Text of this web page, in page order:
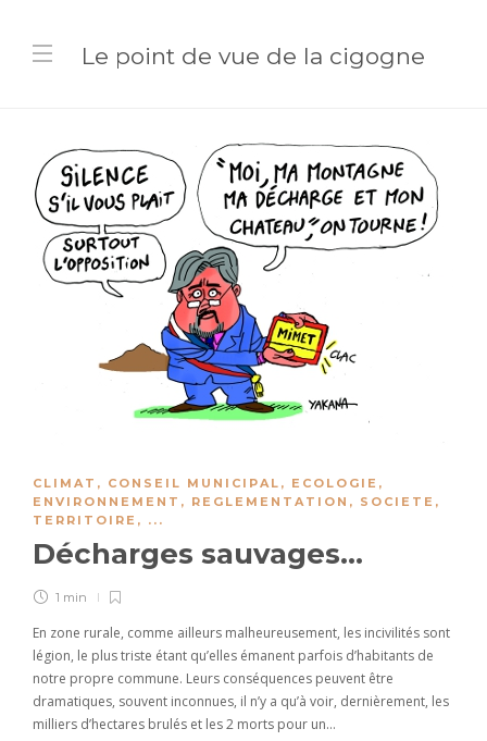
Le point de vue de la cigogne
CLIMAT , CONSEIL MUNICIPAL , ECOLOGIE ,
ENVIRONNEMENT , REGLEMENTATION , SOCIETE ,
TERRITOIRE , ...
Décharges sauvages…
1 min
En zone rurale, comme ailleurs malheureusement, les incivilités sont
légion, le plus triste étant qu’elles émanent parfois d’habitants de
notre propre commune. Leurs conséquences peuvent être
dramatiques, souvent inconnues, il n’y a qu’à voir, dernièrement, les
milliers d’hectares brulés et les 2 morts pour un…